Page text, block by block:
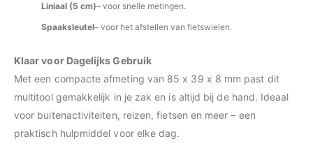
Liniaal (5 cm)– voor snelle metingen.
Spaaksleutel– voor het afstellen van fietswielen.
Klaar voor Dagelijks Gebruik
Met een compacte afmeting van 85 x 39 x 8 mm past dit
multitool gemakkelijk in je zak en is altijd bij de hand. Ideaal
voor buitenactiviteiten, reizen, fietsen en meer – een
praktisch hulpmiddel voor elke dag.